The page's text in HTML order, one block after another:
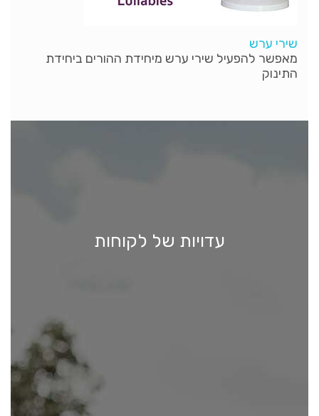
שירי ערש
מאפשר להפעיל שירי ערש מיחידת ההורים ביחידת
התינוק
עדויות של לקוחות